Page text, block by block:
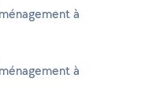
à
à